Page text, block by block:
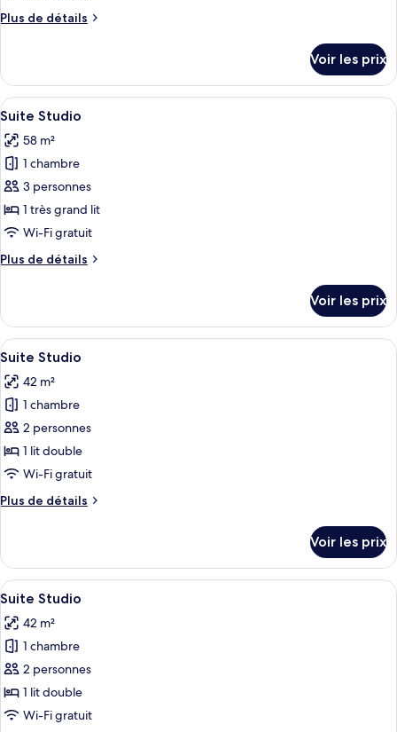
chambre :
Plus de détails
Plus
le
type
de
Chambre
Voir les prix
Afficher
toutes
les
photos
pour
ce
type
chambre :
Un salon moderne avec un canapé
12
Suite Studio
58 m²
1 chambre
3 personnes
1 très grand lit
Wi-Fi gratuit
Plus de détails
Plus
le
type
de
Suite
Studio
Voir les prix
Afficher
toutes
les
photos
pour
ce
type
chambre :
Un salon moderne doté d’un
4
Suite Studio
42 m²
1 chambre
2 personnes
1 lit double
Wi-Fi gratuit
Plus de détails
Plus
le
type
de
Suite
Studio
Voir les prix
Afficher
toutes
les
photos
pour
ce
type
Une chambre moderne avec un
2
Suite Studio
42 m²
1 chambre
2 personnes
1 lit double
Wi-Fi gratuit